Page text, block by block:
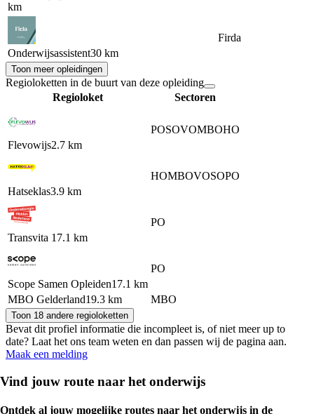
km
Onderwijsassistent30 km
Firda
Toon meer opleidingen
Regioloketten in de buurt van deze opleiding
Regioloket
Sectoren
Flevowijs2.7 km
POSOVOMBOHO
Hatseklas3.9 km
HOMBOVOSOPO
Transvita 17.1 km
PO
Scope Samen Opleiden17.1 km
PO
MBO Gelderland19.3 km MBO
Toon 18 andere regioloketten
Bevat dit profiel informatie die incompleet is, of niet meer up to
date? Laat het ons team weten en dan passen wij de pagina aan.
Maak een melding
Vind jouw route naar het onderwijs
Ontdek al jouw mogelijke routes naar het onderwijs in de